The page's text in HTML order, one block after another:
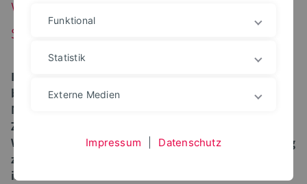
Wirtschaftsministerin informiert
sich über Kooperation
Im Rahmen der NRW Innovation Tour 2026
besuchte NRW-Wirtschaftsministerin Mona
Neubaur Detmold. Im Mittelpunkt stand die enge
Zusammenarbeit zwischen Unternehmen und
Wissenschaft, die die Grundlage für die Entwicklung
zukunftsweisender Technologien für die Industrie
ist.
Funktional
Statistik
Externe Medien
Impressum Datenschutz